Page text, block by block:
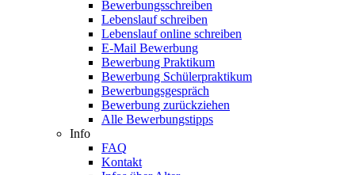
Bewerbungsschreiben
Lebenslauf schreiben
Lebenslauf online schreiben
E-Mail Bewerbung
Bewerbung Praktikum
Bewerbung Schülerpraktikum
Bewerbungsgespräch
Bewerbung zurückziehen
Alle Bewerbungstipps
Info
FAQ
Kontakt